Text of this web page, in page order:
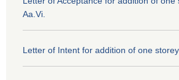
Aa.Vi.
Letter of Intent for addition of one